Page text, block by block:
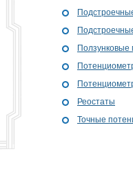
Реостаты
Точные